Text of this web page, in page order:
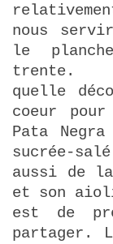
nous
le
trente.
quelle
coeur
Pata
sucrée-
aussi de
et son
est de
partager.